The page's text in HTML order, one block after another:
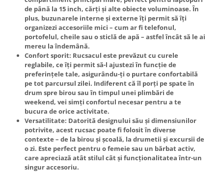
de până la 15 inch, cărți și alte obiecte voluminoase. În
plus, buzunarele interne și externe îți permit să îți
organizezi accesoriile mici – cum ar fi telefonul,
portofelul, cheile sau o sticlă de apă – astfel încât să le ai
mereu la îndemână.
Confort sporit: Rucsacul este prevăzut cu curele
reglabile, ce îți permit să-l ajustezi în funcție de
preferințele tale, asigurându-ți o purtare confortabilă
pe tot parcursul zilei. Indiferent că îl porți pe spate în
drum spre birou sau în timpul unei plimbări de
weekend, vei simți confortul necesar pentru a te
bucura de orice activitate.
Versatilitate: Datorită designului său și dimensiunilor
potrivite, acest rucsac poate fi folosit în diverse
contexte – de la birou și școală, la drumetii și excursii de
o zi. Este perfect pentru o femeie sau un bărbat activ,
care apreciază atât stilul cât și funcționalitatea într-un
singur accesoriu.